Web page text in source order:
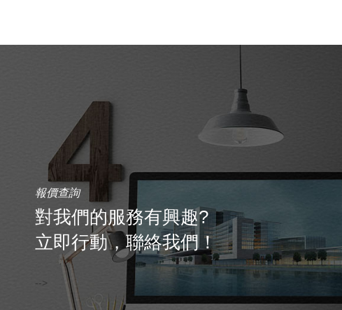
報價查詢
對我們的服務有興趣?
立即行動，聯絡我們！
-->